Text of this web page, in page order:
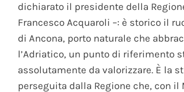
dichiarato il presidente della
Francesco Acquaroli –: è storico il
di Ancona, porto naturale che
l’Adriatico, un punto di riferimento
assolutamente da valorizzare. È la
perseguita dalla Regione che, con il